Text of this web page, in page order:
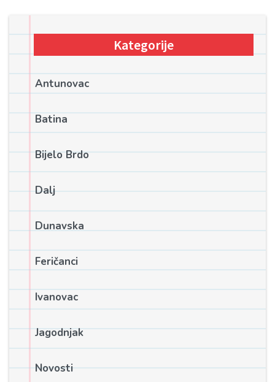
Kategorije
Antunovac
Batina
Bijelo Brdo
Dalj
Dunavska
Feričanci
Ivanovac
Jagodnjak
Novosti